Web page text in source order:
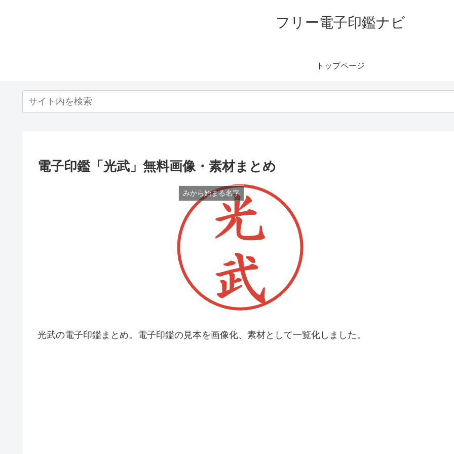
フリー電子印鑑ナビ
トップページ
電子印鑑「光武」無料画像・素材まとめ
みから始まる名字
光武の電子印鑑まとめ。電子印鑑の見本を画像化、素材として一覧化しました。